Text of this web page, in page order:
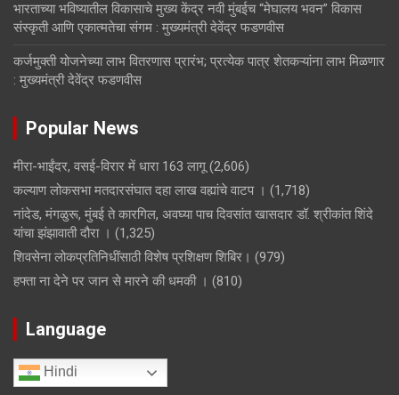
भारताच्या भविष्यातील विकासाचे मुख्य केंद्र नवी मुंबईच “मेघालय भवन” विकास
संस्कृती आणि एकात्मतेचा संगम : मुख्यमंत्री देवेंद्र फडणवीस
कर्जमुक्ती योजनेच्या लाभ वितरणास प्रारंभ; प्रत्येक पात्र शेतकऱ्यांना लाभ मिळणार
: मुख्यमंत्री देवेंद्र फडणवीस
Popular News
मीरा-भाईंदर, वसई-विरार में धारा 163 लागू (2,606)
कल्याण लोकसभा मतदारसंघात दहा लाख वह्यांचे वाटप । (1,718)
नांदेड, मंगळुरू, मुंबई ते कारगिल, अवघ्या पाच दिवसांत खासदार डॉ. श्रीकांत शिंदे
यांचा झंझावाती दौरा । (1,325)
शिवसेना लोकप्रतिनिधींसाठी विशेष प्रशिक्षण शिबिर। (979)
हफ्ता ना देने पर जान से मारने की धमकी । (810)
Language
Hindi